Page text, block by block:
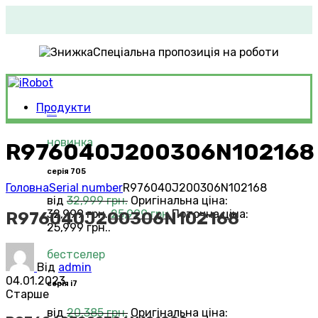
Спеціальна пропозиція на роботи
Продукти
новинка
серія 705
від 32,999грн. Оригінальна ціна:
32,999 грн..25,999грн.Поточна ціна:
25,999 грн..
бестселер
серія i7
від 20,385грн. Оригінальна ціна:
R976040J200306N102168
ГоловнаSerial numberR976040J200306N102168
R976040J200306N102168
Від admin
04.01.2023
Старше